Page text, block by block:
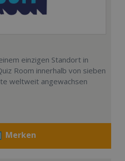
einzigen Standort in
Room innerhalb von sieben
weltweit angewachsen
Merken